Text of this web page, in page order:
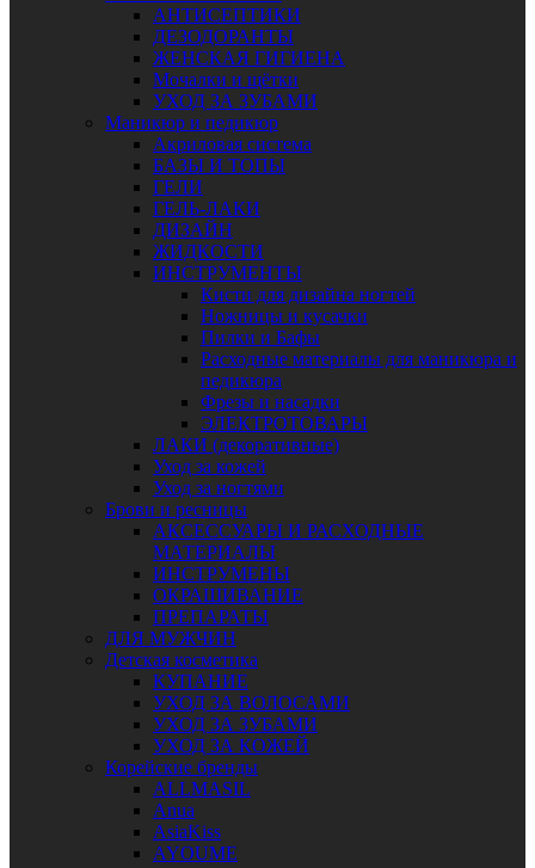
АНТИСЕПТИКИ
ДЕЗОДОРАНТЫ
ЖЕНСКАЯ ГИГИЕНА
Мочалки и щётки
УХОД ЗА ЗУБАМИ
Маникюр и педикюр
Акриловая система
БАЗЫ И ТОПЫ
ГЕЛИ
ГЕЛЬ-ЛАКИ
ДИЗАЙН
ЖИДКОСТИ
ИНСТРУМЕНТЫ
Кисти для дизайна ногтей
Ножницы и кусачки
Пилки и Бафы
Расходные материалы для маникюра и
педикюра
Фрезы и насадки
ЭЛЕКТРОТОВАРЫ
ЛАКИ (декоративные)
Уход за кожей
Уход за ногтями
Брови и ресницы
АКСЕССУАРЫ И РАСХОДНЫЕ
МАТЕРИАЛЫ
ИНСТРУМЕНЫ
ОКРАШИВАНИЕ
ПРЕПАРАТЫ
ДЛЯ МУЖЧИН
Детская косметика
КУПАНИЕ
УХОД ЗА ВОЛОСАМИ
УХОД ЗА ЗУБАМИ
УХОД ЗА КОЖЕЙ
Корейские бренды
ALLMASIL
Anua
AsiaKiss
AYOUME